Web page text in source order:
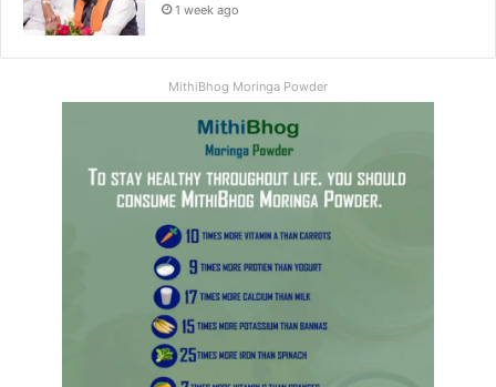
1 week ago
MithiBhog Moringa Powder